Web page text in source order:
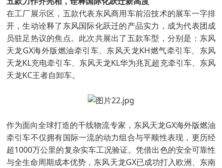
在工厂展示区，五款代表东风商用车前沿技术的展车一字排
开，生动诠释了东风国际化跃迁的产品实力，成为代表团成
员驻足热议的焦点。此次共展出了五款车型，分别是：东风
天龙GX海外版燃油牵引车、东风天龙KH燃气牵引车、东风
天龙KL充电牵引车、东风天龙KL华为兆瓦超充牵引车、东风
天龙KC王者自卸车。
作为面向全球打造的干线物流专家，东风天龙GX海外版燃油
牵引车不仅拥有国际一流的动力组合与平顺性表现，更历经
超1000万公里的复杂实车工况验证。凭借出色的安全可靠性
与全生命周期成本优势，东风天龙GX已成功打入欧洲、东南